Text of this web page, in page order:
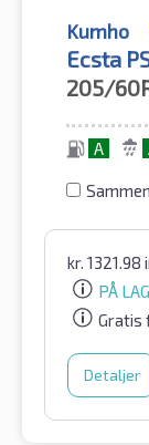
Kumho
Ecsta
205/
A
kr. 1321.98
PÅ
Gratis
Detaljer